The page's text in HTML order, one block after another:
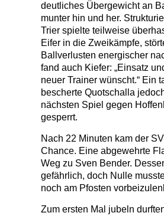
deutliches Übergewicht an
munter hin und her.
Trier spielte teilweise
Eifer in die Zweikämpfe,
Ballverlusten energischer
fand auch Kiefer: „Einsatz
neuer Trainer wünscht.“ Ein
bescherte Quotschalla
nächsten Spiel gegen
gesperrt.
Nach 22 Minuten kam der
Chance. Eine abgewehrte
Weg zu Sven Bender.
gefährlich, doch Nulle
noch am Pfosten
Zum ersten Mal jubeln